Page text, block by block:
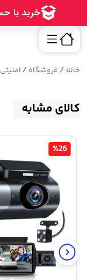
خانه / فروشگاه / امنیتی
کالای مشابه
%26